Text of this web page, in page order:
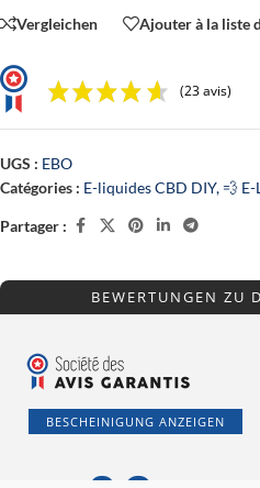
Vergleichen Ajouter à la liste
(23 avis)
UGS : EBO
Catégories : E-liquides CBD DIY,💨 E-
Partager :
BEWERTUNGEN ZU
BESCHEINIGUNG ANZEIGEN